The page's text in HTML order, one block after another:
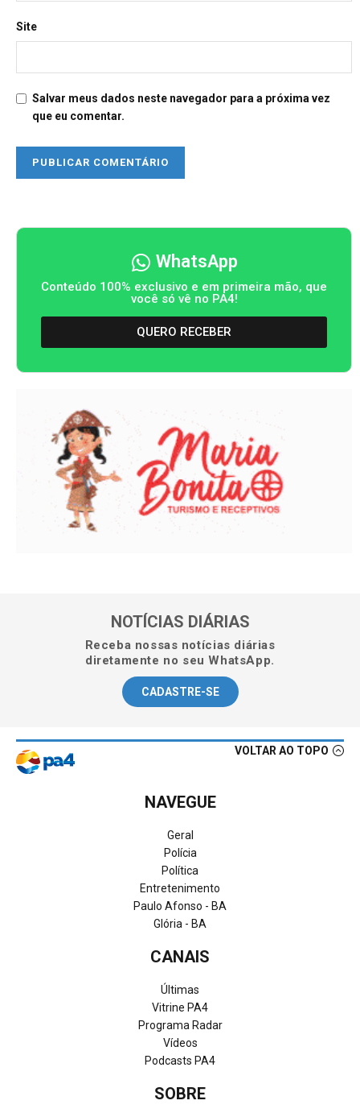
Site
Salvar meus dados neste navegador para a próxima vez
que eu comentar.
WhatsApp
Conteúdo 100% exclusivo e em primeira mão, que
você só vê no PA4!
QUERO RECEBER
NOTÍCIAS DIÁRIAS
Receba nossas notícias diárias
diretamente no seu WhatsApp.
CADASTRE-SE
VOLTAR AO TOPO
NAVEGUE
Geral
Polícia
Política
Entretenimento
Paulo Afonso - BA
Glória - BA
CANAIS
Últimas
Vitrine PA4
Programa Radar
Vídeos
Podcasts PA4
SOBRE